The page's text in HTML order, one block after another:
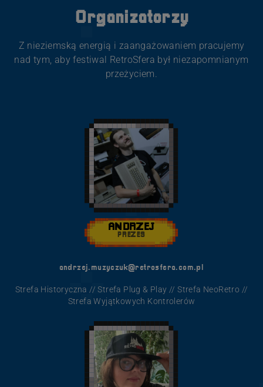
Organizatorzy
Z nieziemską energią i zaangażowaniem pracujemy
nad tym, aby festiwal RetroSfera był niezapomnianym
przeżyciem.
ANDRZEJ
PREZES
andrzej.muzyczuk@retrosfera.com.pl
Strefa Historyczna // Strefa Plug & Play // Strefa NeoRetro //
Strefa Wyjątkowych Kontrolerów